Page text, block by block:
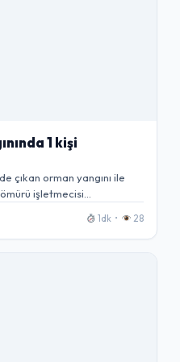
1 kişi
çıkan orman yangını ile
işletmecisi…
1dk • 28